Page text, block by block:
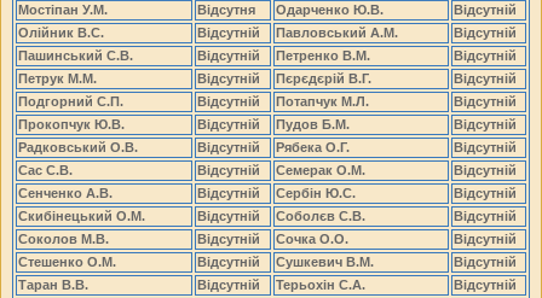
Мостіпан У.М.
Відсутня Одарченко Ю.В.
Відсутній
Олійник В.С.
Відсутній Павловський А.М.
Відсутній
Пашинський С.В.
Відсутній Петренко В.М.
Відсутній
Петрук М.М.
Відсутній Пєрєдєрій В.Г.
Відсутній
Подгорний С.П.
Відсутній Потапчук М.Л.
Відсутній
Прокопчук Ю.В.
Відсутній Пудов Б.М.
Відсутній
Радковський О.В.
Відсутній Рябека О.Г.
Відсутній
Сас С.В.
Відсутній Семерак О.М.
Відсутній
Сенченко А.В.
Відсутній Сербін Ю.С.
Відсутній
Скибінецький О.М.
Відсутній Соболєв С.В.
Відсутній
Соколов М.В.
Відсутній Сочка О.О.
Відсутній
Стешенко О.М.
Відсутній Сушкевич В.М.
Відсутній
Таран В.В.
Відсутній Терьохін С.А.
Відсутній